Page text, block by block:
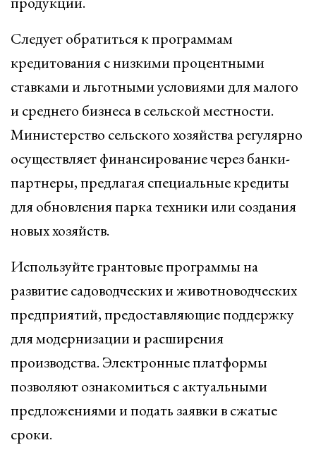
Следует обратиться к программам
кредитования с низкими процентными
ставками и льготными условиями для малого
и среднего бизнеса в сельской местности.
Министерство сельского хозяйства регулярно
осуществляет финансирование через банки-
партнеры, предлагая специальные кредиты
для обновления парка техники или создания
новых хозяйств.
Используйте грантовые программы на
развитие садоводческих и животноводческих
предприятий, предоставляющие поддержку
для модернизации и расширения
производства. Электронные платформы
позволяют ознакомиться с актуальными
предложениями и подать заявки в сжатые
сроки.